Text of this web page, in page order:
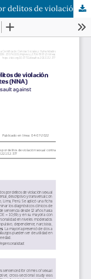
Personalidad en reclusos sentenciados por delitos de violación sexual contra niños, niñas y adolescentes (NNA)